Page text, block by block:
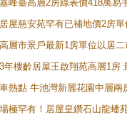
峰臺高層2房綠表價418萬易
屋慈安苑罕有已補地價2房
層市景戶最新1房單位以居
年樓齡居屋王啟翔苑高層1房
熱點 牛池灣新麗花園中層
極罕有！居屋皇鑽石山龍